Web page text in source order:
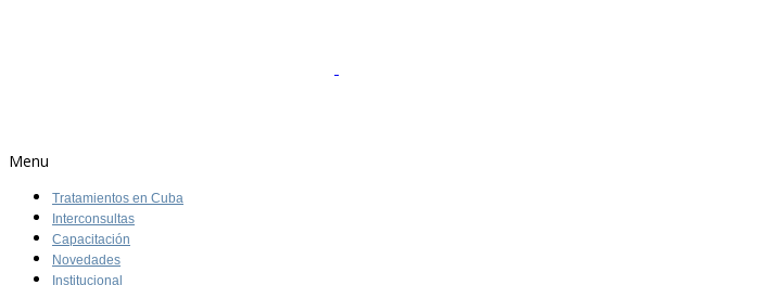
Menu
Tratamientos en Cuba
Interconsultas
Capacitación
Novedades
Institucional